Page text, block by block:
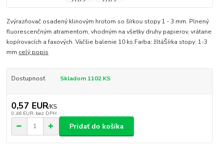
Zvýrazňovač osadený klinovým hrotom so šírkou stopy 1 - 3 mm. Plnený
fluorescenčným atramentom, vhodným na všetky druhy papierov, vrátane
kopírovacích a faxových. Väčšie balenie 10 ks.Farba: žltáŠírka stopy: 1-3
mm celý popis
Dostupnosť Skladom 1102 KS
0,57 EUR/KS
0,46 EUR bez DPH
Pridať do košíka